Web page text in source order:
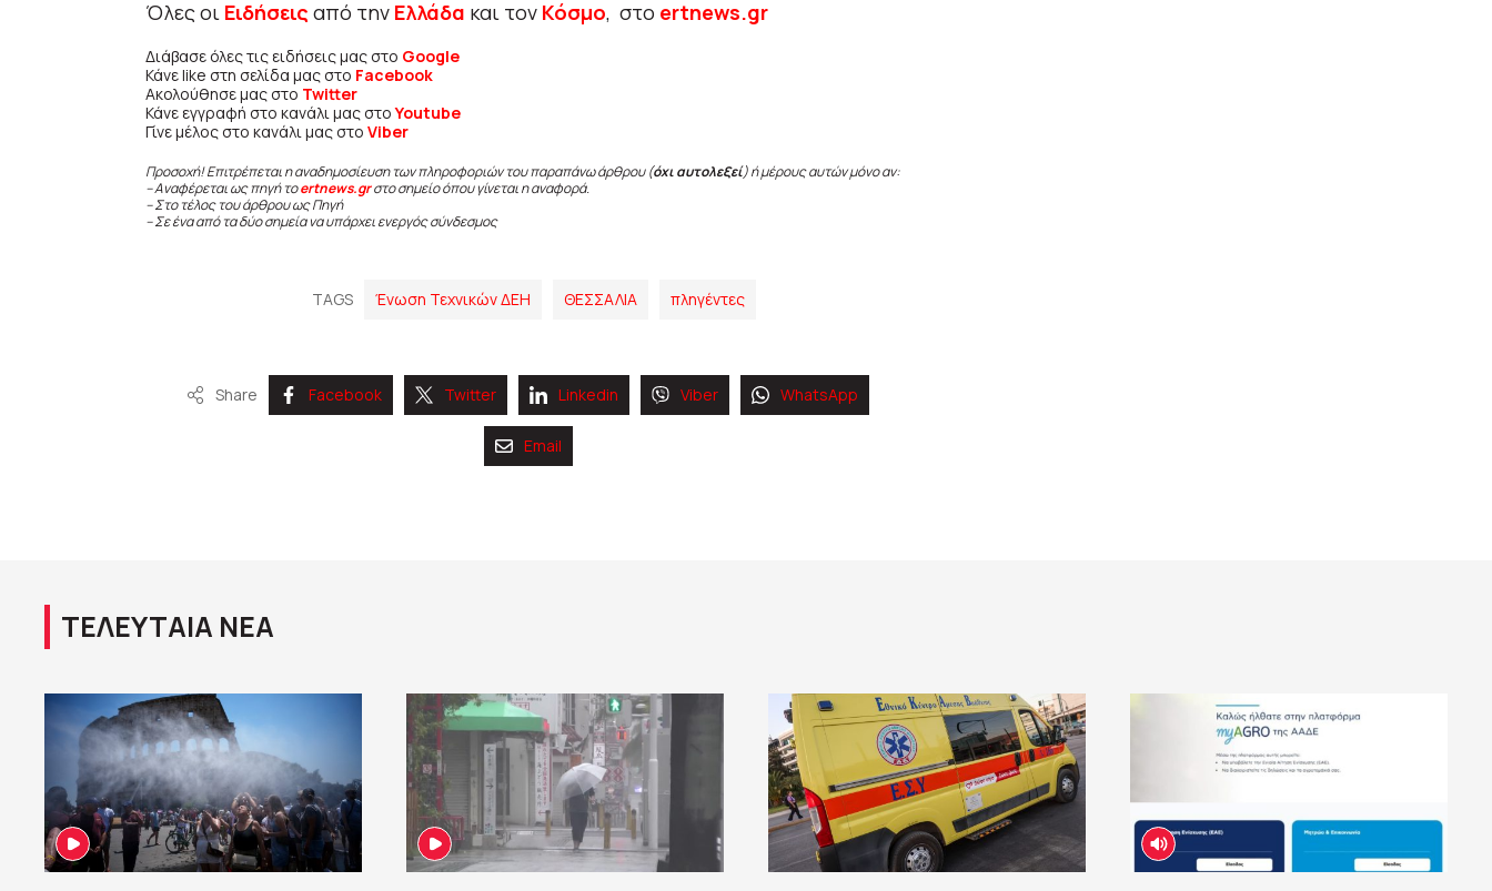
Όλες οι Ειδήσεις από την Ελλάδα και τον Κόσμο, στο ertnews.gr
Διάβασε όλες τις ειδήσεις μας στο Google
Κάνε like στη σελίδα μας στο Facebook
Ακολούθησε μας στο Twitter
Κάνε εγγραφή στο κανάλι μας στοYoutube
Γίνε μέλος στο κανάλι μας στο Viber
Προσοχή! Επιτρέπεται η αναδημοσίευση των πληροφοριών του παραπάνω άρθρου (όχι αυτολεξεί) ή μέρους αυτών μόνο αν:
– Αναφέρεται ως πηγή τοertnews.gr στο σημείο όπου γίνεται η αναφορά.
– Στο τέλος του άρθρου ως Πηγή
– Σε ένα από τα δύο σημεία να υπάρχει ενεργός σύνδεσμος
TAGS Ένωση Τεχνικώv ΔΕΗ ΘΕΣΣΑΛΙΑ πληγέντες
Share Facebook Twitter Linkedin Viber WhatsApp
Email
ΤΕΛΕΥΤΑΙΑ ΝΕΑ